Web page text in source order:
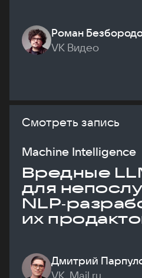
Роман
VK Видео
Смотреть запись
Machine Intelligence
Вредные
для
их
Дмитрий